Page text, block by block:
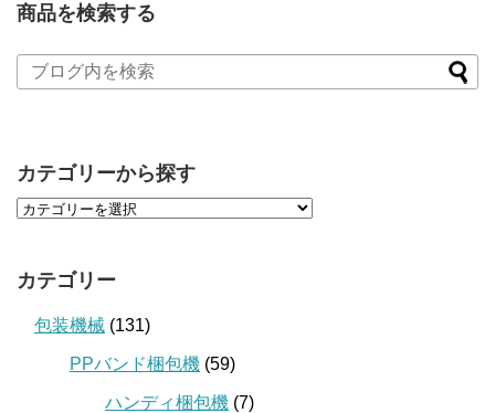
商品を検索する
カテゴリーから探す
カテゴリー
包装機械 (131)
PPバンド梱包機 (59)
ハンディ梱包機 (7)